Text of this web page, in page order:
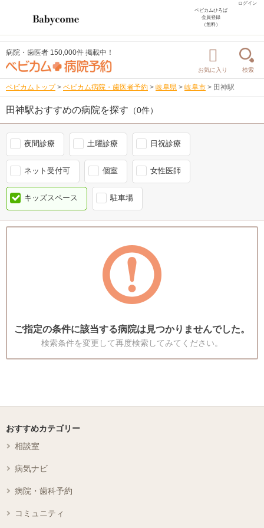
ログイン
ベビカムひろば
会員登録
（無料）
病院・歯医者 150,000件 掲載中！
お気に入り 検索
ベビカムトップ > ベビカム病院・歯医者予約 > 岐阜県 > 岐阜市 > 田神駅
田神駅おすすめの病院を探す （0件）
夜間診療 土曜診療 日祝診療
ネット受付可 個室 女性医師
キッズスペース 駐車場
ご指定の条件に該当する病院は見つかりませんでした。
検索条件を変更して再度検索してみてください。
おすすめカテゴリー
相談室
病気ナビ
病院・歯科予約
コミュニティ